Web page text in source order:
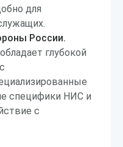
для
России.
глубокой
специфики НИС и
с